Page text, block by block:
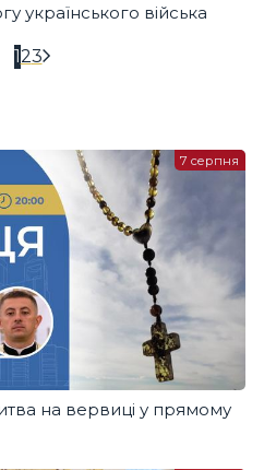
українського війська
123
на вервиці у прямому
7 серпня